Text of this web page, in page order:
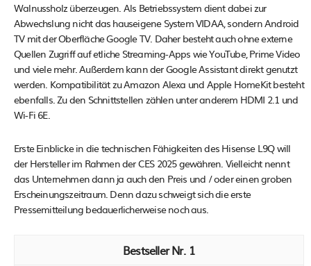
Walnussholz überzeugen. Als Betriebssystem dient dabei zur
Abwechslung nicht das hauseigene System VIDAA, sondern Android
TV mit der Oberfläche Google TV. Daher besteht auch ohne externe
Quellen Zugriff auf etliche Streaming-Apps wie YouTube, Prime Video
und viele mehr. Außerdem kann der Google Assistant direkt genutzt
werden. Kompatibilität zu Amazon Alexa und Apple HomeKit besteht
ebenfalls. Zu den Schnittstellen zählen unter anderem HDMI 2.1 und
Wi-Fi 6E.
Erste Einblicke in die technischen Fähigkeiten des Hisense L9Q will
der Hersteller im Rahmen der CES 2025 gewähren. Vielleicht nennt
das Unternehmen dann ja auch den Preis und / oder einen groben
Erscheinungszeitraum. Denn dazu schweigt sich die erste
Pressemitteilung bedauerlicherweise noch aus.
1